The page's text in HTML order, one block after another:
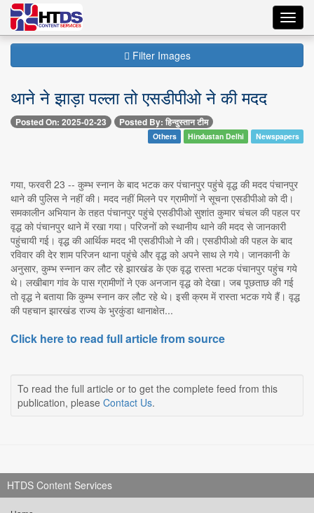
Filter Images
थाने ने झाड़ा पल्ला तो एसडीपीओ ने की मदद
Posted On: 2025-02-23 Posted By: हिन्दुस्तान टीम
Others Hindustan Delhi Newspapers
गया, फरवरी 23 -- कुम्भ स्नान के बाद भटक कर पंचानपुर पहुंचे वृद्ध की मदद पंचानपुर
थाने की पुलिस ने नहीं की। मदद नहीं मिलने पर ग्रामीणों ने सूचना एसडीपीओ को दी।
समकालीन अभियान के तहत पंचानपुर पहुंचे एसडीपीओ सुशांत कुमार चंचल की पहल पर
वृद्ध को पंचानपुर थाने में रखा गया। परिजनों को स्थानीय थाने की मदद से जानकारी
पहुंचायी गई। वृद्ध की आर्थिक मदद भी एसडीपीओ ने की। एसडीपीओ की पहल के बाद
रविवार की देर शाम परिजन थाना पहुंचे और वृद्ध को अपने साथ ले गये। जानकानी के
अनुसार, कुम्भ स्न्नान कर लौट रहे झारखंड के एक वृद्ध रास्ता भटक पंचानपुर पहुंच गये
थे। लखीबाग गांव के पास ग्रामीणों ने एक अनजान वृद्ध को देखा। जब पूछताछ की गई
तो वृद्ध ने बताया कि कुम्भ स्नान कर लौट रहे थे। इसी क्रम में रास्ता भटक गये हैं। वृद्ध
की पहचान झारखंड राज्य के भुरकुंडा थानाक्षेत...
Click here to read full article from source
To read the full article or to get the complete feed from this
publication, please Contact Us.
HTDS Content Services